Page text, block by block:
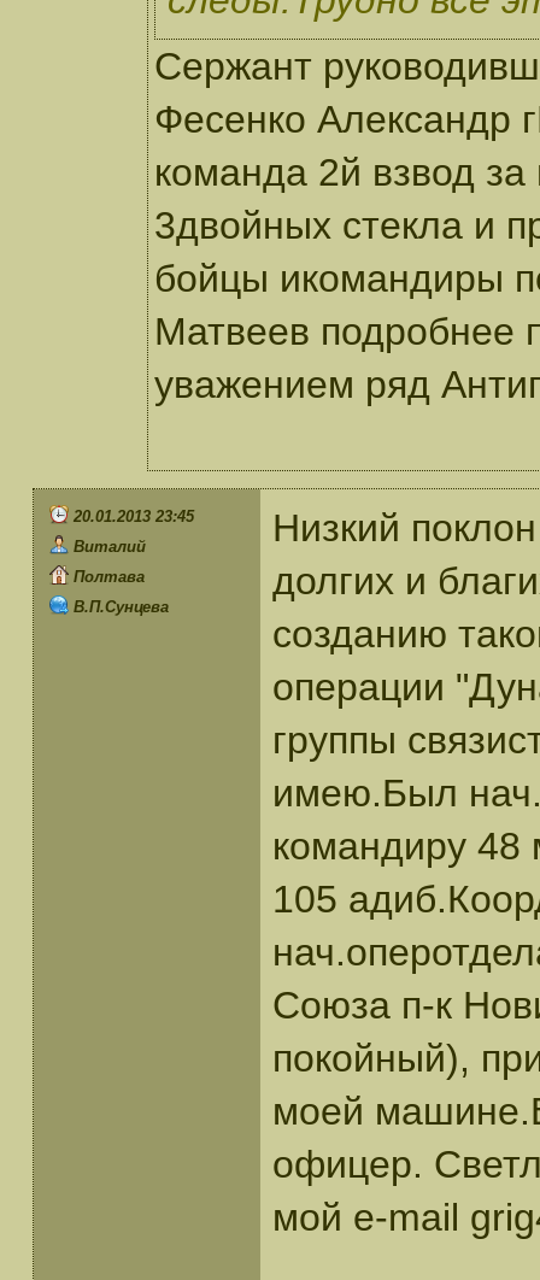
Сержант
Фесенко
команда 2й взвод
3двойных стекла и
бойцы икомандиры
Матвеев подробнее
уважением ряд
20.01.2013 23:45
Виталий
Полтава
В.П.Сунцева
Низкий
долгих и
созданию
операции
группы
имею.Был
командиру 48
105
Союза п-к
покойный),
моей
офицер.
мой e-mail